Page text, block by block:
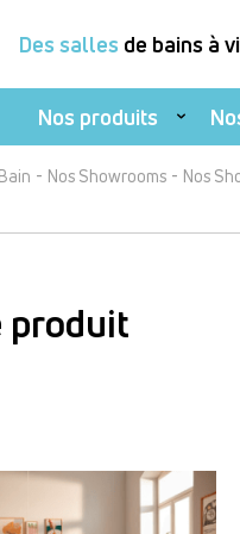
Des salles de bains à
Nos produits
- Nos Showrooms - Nos